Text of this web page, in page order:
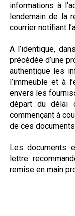
informations à
lendemain de la
courrier notifiant
A l’identique,
précédée d’une
authentique les
l’immeuble et à
envers les
départ du délai
commençant à
de ces
Les documents
lettre
remise en main